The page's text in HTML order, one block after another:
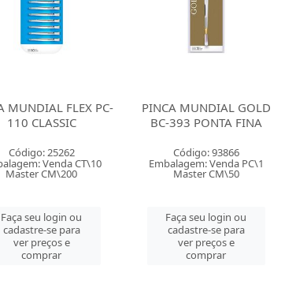
MUNDIAL FLEX PC-
110 CLASSIC
Código: 25262
Venda CT\10
Master CM\200
Faça seu login ou
cadastre-se para
ver preços e
comprar
PINCA MUNDIAL GOLD
BC-393 PONTA FINA
Código: 93866
Embalagem: Venda PC\1
Master CM\50
Faça seu login ou
cadastre-se para
ver preços e
comprar